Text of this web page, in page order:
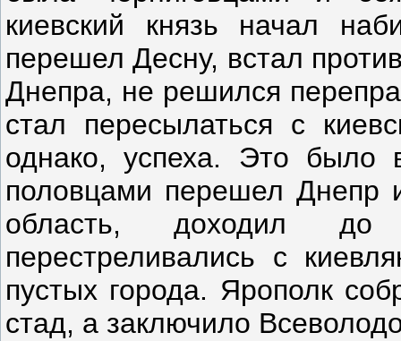
киевский князь начал
перешел Десну, встал
Днепра, не решился
стал пересылаться с
однако, успеха. Это
половцами перешел Днепр
область, доходил до
перестреливались с
пустых города. Ярополк
стад, а заключило